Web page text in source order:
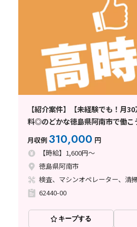
【紹介案件】【未経験でも！月
料◎のどかな徳島県阿南市で働
月収例 310,000 円
【時給】1,600円～
徳島県阿南市
検査、マシンオペレーター、清
62440-00
キープする